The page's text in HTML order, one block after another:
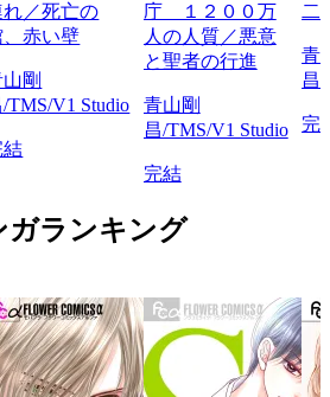
れ／死亡の
、赤い壁
剛
/TMS/V1 Studio
結
庁 １２００万
人の人質／悪意
と聖者の行進
青山剛
昌/TMS/V1 Studio
完結
二
青
昌
完
ガランキング